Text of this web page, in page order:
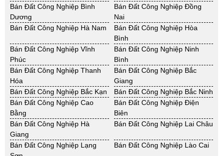
Cho Thuê Nhà Xưởng Thái
Nguyên
Cho Thuê Nhà Xưởng Tuyên
Quang
Cho Thuê Nhà Xưởng Yên Bái
Cho Thuê Nhà Xưởng Thừa T.
Huế
Cho Thuê Nhà Xưởng Khánh
Hoà
Cho Thuê Nhà Xưởng Lâm
Đồng
Cho Thuê Nhà Xưởng Bình
Định
Cho Thuê Nhà Xưởng Bình
Thuận
Cho Thuê Nhà Xưởng Đăk
Nông
Cho Thuê Nhà Xưởng ĐắkLắk
Cho Thuê Nhà Xưởng Gia Lai
Cho Thuê Nhà Xưởng Hà Tĩnh
Cho Thuê Nhà Xưởng Kon
Tum
Cho Thuê Nhà Xưởng Nghệ An
Cho Thuê Nhà Xưởng Ninh
Thuận
Cho Thuê Nhà Xưởng Phú Yên
Bán Đất Công Nghiệp Bình
Dương
Bán Đất Công Nghiệp Đồng
Nai
Bán Đất Công Nghiệp Hà Nam
Bán Đất Công Nghiệp Hòa
Bình
Bán Đất Công Nghiệp Vĩnh
Phúc
Bán Đất Công Nghiệp Ninh
Bình
Bán Đất Công Nghiệp Thanh
Hóa
Bán Đất Công Nghiệp Bắc
Giang
Bán Đất Công Nghiệp Bắc Kạn
Bán Đất Công Nghiệp Bắc Ninh
Bán Đất Công Nghiệp Cao
Bằng
Bán Đất Công Nghiệp Điện
Biên
Bán Đất Công Nghiệp Hà
Giang
Bán Đất Công Nghiệp Lai Châu
Bán Đất Công Nghiệp Lạng
Bán Đất Công Nghiệp Lào Cai